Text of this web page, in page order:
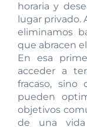
horaria y
lugar privado.
eliminamos
que abracen
En esa
acceder a
fracaso, sino
pueden
objetivos
de una